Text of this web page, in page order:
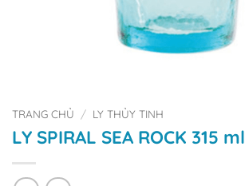
TRANG CHỦ / LY THỦY TINH
LY SPIRAL SEA ROCK 315 ml